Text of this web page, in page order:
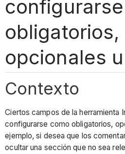
obligatorios,
opcionales
Contexto
Ciertos campos de la herramienta
configurarse como obligatorios,
ejemplo, si desea que los
ocultar una sección que no sea